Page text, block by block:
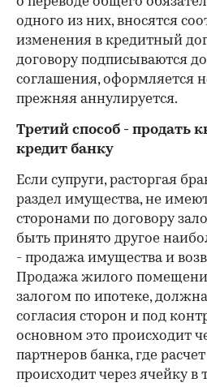
одного из них, вносятся
изменения в кредитный
договору подписываются
соглашения, оформляется
прежняя аннулируется.
Третий способ - продать
кредит банку
Если супруги, расторгая
раздел имущества, не
сторонами по договору
быть принято другое
- продажа имущества и
Продажа жилого
залогом по ипотеке,
согласия сторон и под
основном это происходит
партнеров банка, где
происходит через ячейку в